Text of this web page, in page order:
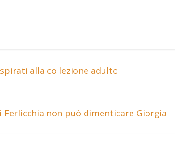
alla collezione adulto
Ferlicchia non può dimenticare Giorgia